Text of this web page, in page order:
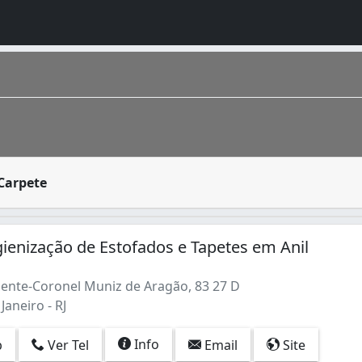
homônimo fica na região Sudeste do país. É a cidade
de Estofados e Tapetes em Anil
Coronel Muniz de Aragão, 83 27 D
- RJ
Ver Tel Info Email Site